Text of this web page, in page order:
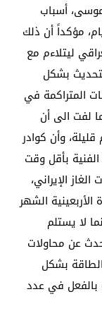
أسباب
مؤكداً أن ذلك
ليتلاءم مع
بشكل
المتراكمة في
فيما لفت الى أن
وأن كوادر
بأقل وقت
الإيراني،
الأربعينية الشهر
بينما لا يستلم
وتحدث عن محاولات
بشكل
بالفعل في عدد